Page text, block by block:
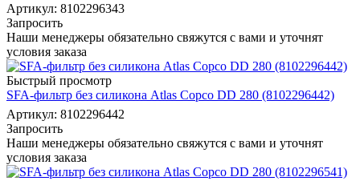
Артикул: 8102296343
Запросить
Наши менеджеры обязательно свяжутся с вами и уточнят
условия заказа
Быстрый просмотр
SFA-фильтр без силикона Atlas Copco DD 280 (8102296442)
Артикул: 8102296442
Запросить
Наши менеджеры обязательно свяжутся с вами и уточнят
условия заказа